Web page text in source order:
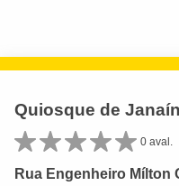
Quiosque de
0 aval.
Rua Engenheiro Mílton